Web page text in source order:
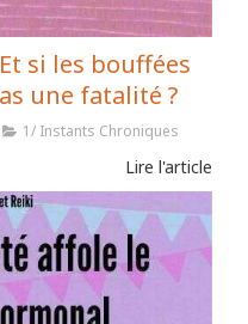
si les bouffées
une fatalité ?
1/ Instants Chroniques
Lire l'article